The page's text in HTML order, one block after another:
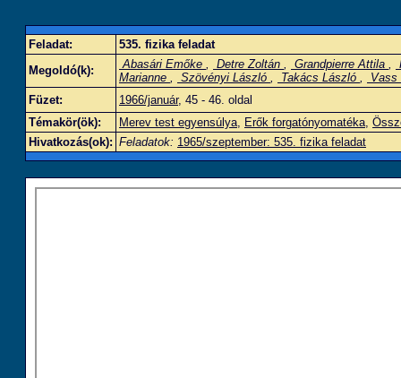
Feladat:
535. fizika feladat
Megoldó(k):
Abasári Emőke , Detre Zoltán , Grandpierre Attila ,
Marianne , Szövényi László , Takács László ,
Füzet:
1966/január, 45 - 46. oldal
Témakör(ök):
Merev test egyensúlya, Erők forgatónyomatéka,
Hivatkozás(ok): Feladatok: 1965/szeptember: 535. fizika feladat